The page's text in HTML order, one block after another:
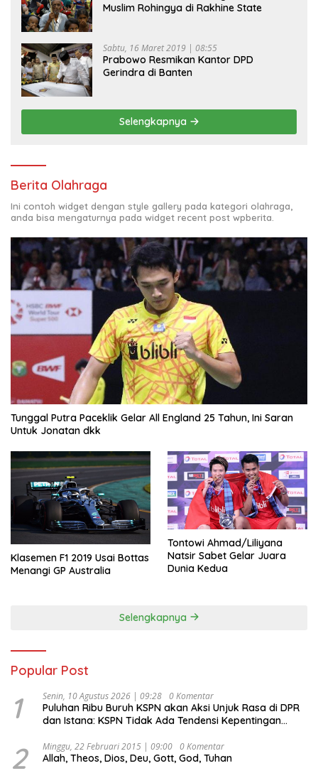
Muslim Rohingya di Rakhine State
Sabtu, 16 Maret 2019 | 08:55
Prabowo Resmikan Kantor DPD
Gerindra di Banten
Selengkapnya
Berita Olahraga
Ini contoh widget dengan style gallery pada kategori olahraga,
anda bisa mengaturnya pada widget recent post wpberita.
Tunggal Putra Paceklik Gelar All England 25 Tahun, Ini Saran
Untuk Jonatan dkk
Klasemen F1 2019 Usai Bottas
Menangi GP Australia
Tontowi Ahmad/Liliyana
Natsir Sabet Gelar Juara
Dunia Kedua
Selengkapnya
Popular Post
1 Senin, 10 Agustus 2026 | 09:28 0 Komentar
Puluhan Ribu Buruh KSPN akan Aksi Unjuk Rasa di DPR
dan Istana: KSPN Tidak Ada Tendensi Kepentingan
2 Minggu, 22 Februari 2015 | 09:00 0 Komentar
Allah, Theos, Dios, Deu, Gott, God, Tuhan